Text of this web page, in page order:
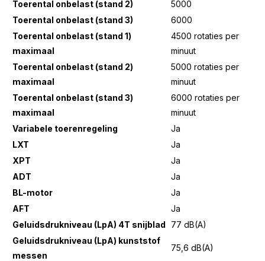
Toerental onbelast (stand 2)
5000
Toerental onbelast (stand 3)
6000
Toerental onbelast (stand 1)
maximaal
4500 rotaties per
minuut
Toerental onbelast (stand 2)
maximaal
5000 rotaties per
minuut
Toerental onbelast (stand 3)
maximaal
6000 rotaties per
minuut
Variabele toerenregeling
Ja
LXT
Ja
XPT
Ja
ADT
Ja
BL-motor
Ja
AFT
Ja
Geluidsdrukniveau (LpA) 4T snijblad
77 dB(A)
Geluidsdrukniveau (LpA) kunststof
messen
75,6 dB(A)